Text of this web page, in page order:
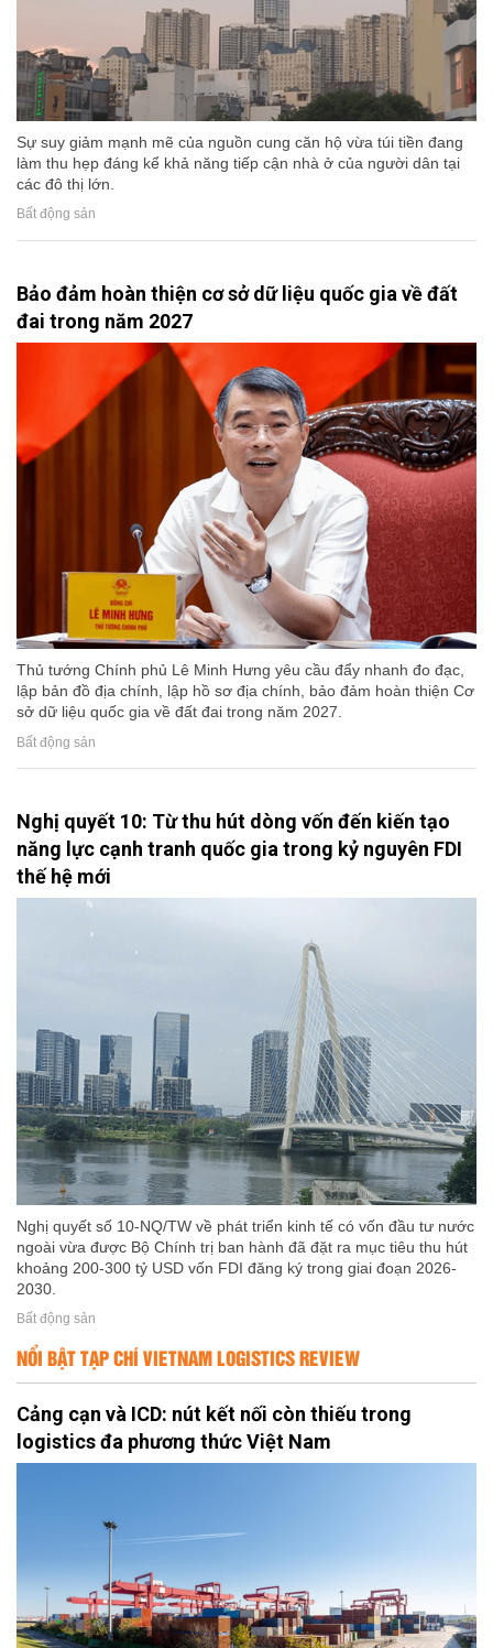
Sự suy giảm mạnh mẽ của nguồn cung căn hộ vừa túi tiền đang
làm thu hẹp đáng kể khả năng tiếp cận nhà ở của người dân tại
các đô thị lớn.
Bất động sản
Bảo đảm hoàn thiện cơ sở dữ liệu quốc gia về đất
đai trong năm 2027
Thủ tướng Chính phủ Lê Minh Hưng yêu cầu đẩy nhanh đo đạc,
lập bản đồ địa chính, lập hồ sơ địa chính, bảo đảm hoàn thiện Cơ
sở dữ liệu quốc gia về đất đai trong năm 2027.
Bất động sản
Nghị quyết 10: Từ thu hút dòng vốn đến kiến tạo
năng lực cạnh tranh quốc gia trong kỷ nguyên FDI
thế hệ mới
Nghị quyết số 10-NQ/TW về phát triển kinh tế có vốn đầu tư nước
ngoài vừa được Bộ Chính trị ban hành đã đặt ra mục tiêu thu hút
khoảng 200-300 tỷ USD vốn FDI đăng ký trong giai đoạn 2026-
2030.
Bất động sản
NỔI BẬT TẠP CHÍ VIETNAM LOGISTICS REVIEW
Cảng cạn và ICD: nút kết nối còn thiếu trong
logistics đa phương thức Việt Nam